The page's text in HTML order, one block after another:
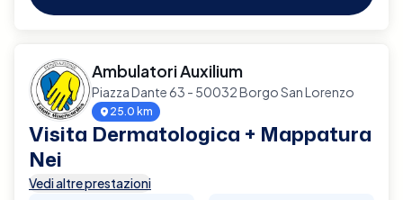
Ambulatori Auxilium
Piazza Dante 63 - 50032 Borgo San Lorenzo
25.0 km
Visita Dermatologica + Mappatura
Nei
Vedi altre prestazioni